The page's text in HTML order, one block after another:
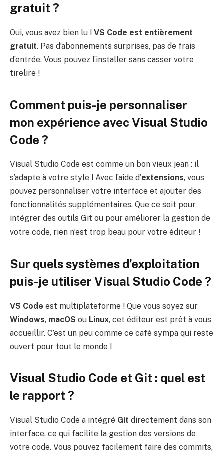
gratuit ?
Oui, vous avez bien lu ! VS Code est entièrement
gratuit. Pas d’abonnements surprises, pas de frais
d’entrée. Vous pouvez l’installer sans casser votre
tirelire !
Comment puis-je personnaliser
mon expérience avec Visual Studio
Code ?
Visual Studio Code est comme un bon vieux jean : il
s’adapte à votre style ! Avec l’aide d’extensions, vous
pouvez personnaliser votre interface et ajouter des
fonctionnalités supplémentaires. Que ce soit pour
intégrer des outils Git ou pour améliorer la gestion de
votre code, rien n’est trop beau pour votre éditeur !
Sur quels systèmes d’exploitation
puis-je utiliser Visual Studio Code ?
VS Code est multiplateforme ! Que vous soyez sur
Windows, macOS ou Linux, cet éditeur est prêt à vous
accueillir. C’est un peu comme ce café sympa qui reste
ouvert pour tout le monde !
Visual Studio Code et Git : quel est
le rapport ?
Visual Studio Code a intégré Git directement dans son
interface, ce qui facilite la gestion des versions de
votre code. Vous pouvez facilement faire des commits,